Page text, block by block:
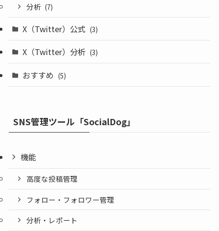
分析 (7)
X（Twitter）公式 (3)
X（Twitter）分析 (3)
おすすめ (5)
SNS管理ツール「SocialDog」
機能
高度な投稿管理
フォロー・フォロワー管理
分析・レポート